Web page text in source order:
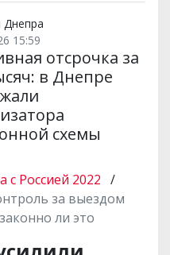
Днепра
15:59
отсрочка за
в Днепре
схемы
с Россией 2022 /
за выездом
ли это